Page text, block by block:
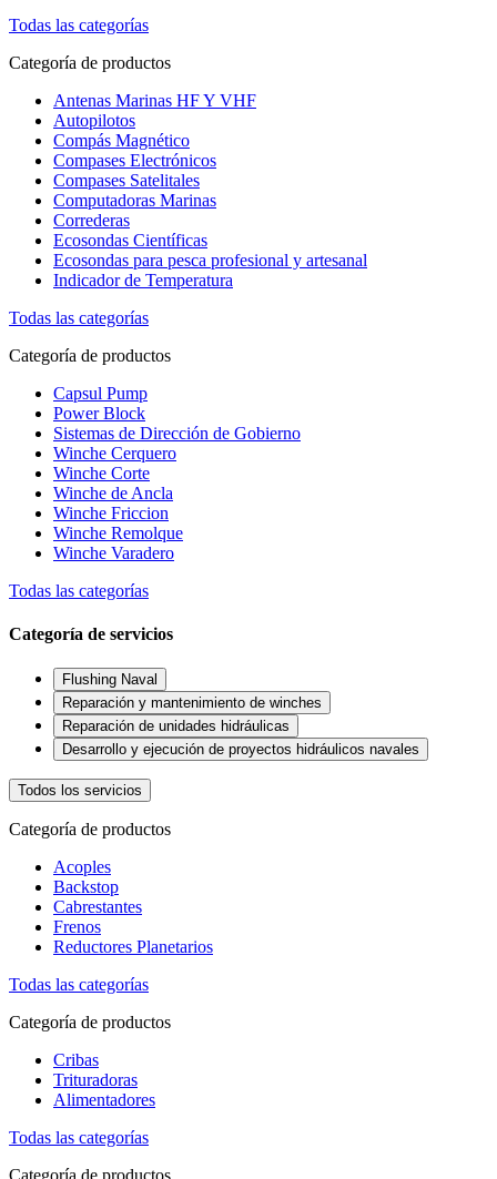
Todas las categorías
Categoría de productos
Antenas Marinas HF Y VHF
Autopilotos
Compás Magnético
Compases Electrónicos
Compases Satelitales
Computadoras Marinas
Correderas
Ecosondas Científicas
Ecosondas para pesca profesional y artesanal
Indicador de Temperatura
Todas las categorías
Categoría de productos
Capsul Pump
Power Block
Sistemas de Dirección de Gobierno
Winche Cerquero
Winche Corte
Winche de Ancla
Winche Friccion
Winche Remolque
Winche Varadero
Todas las categorías
Categoría de servicios
Flushing Naval
Reparación y mantenimiento de winches
Reparación de unidades hidráulicas
Desarrollo y ejecución de proyectos hidráulicos navales
Todos los servicios
Categoría de productos
Acoples
Backstop
Cabrestantes
Frenos
Reductores Planetarios
Todas las categorías
Categoría de productos
Cribas
Trituradoras
Alimentadores
Todas las categorías